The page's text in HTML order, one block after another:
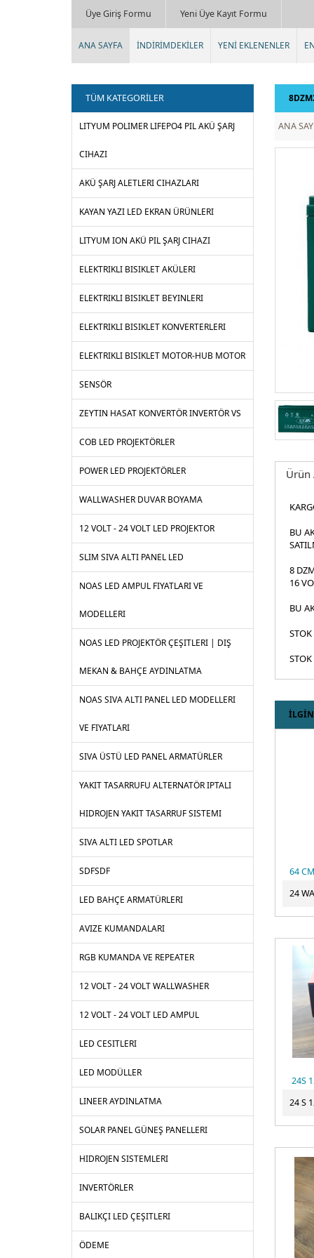
Üye Giriş Formu Yeni Üye Kayıt Formu
ANA SAYFA İNDİRİMDEKİLER YENİ EKLENENLER
TÜM KATEGORİLER
LITYUM POLIMER LIFEPO4 PIL AKÜ ŞARJ
CIHAZI
AKÜ ŞARJ ALETLERI CIHAZLARI
KAYAN YAZI LED EKRAN ÜRÜNLERI
LITYUM ION AKÜ PIL ŞARJ CIHAZI
ELEKTRIKLI BISIKLET AKÜLERI
ELEKTRIKLI BISIKLET BEYINLERI
ELEKTRIKLI BISIKLET KONVERTERLERI
ELEKTRIKLI BISIKLET MOTOR-HUB MOTOR
SENSÖR
ZEYTIN HASAT KONVERTÖR INVERTÖR VS
COB LED PROJEKTÖRLER
POWER LED PROJEKTÖRLER
WALLWASHER DUVAR BOYAMA
12 VOLT - 24 VOLT LED PROJEKTOR
SLIM SIVA ALTI PANEL LED
NOAS LED AMPUL FIYATLARI VE
MODELLERI
NOAS LED PROJEKTÖR ÇEŞITLERI | DIŞ
MEKAN & BAHÇE AYDINLATMA
NOAS SIVA ALTI PANEL LED MODELLERI
VE FIYATLARI
SIVA ÜSTÜ LED PANEL ARMATÜRLER
YAKIT TASARRUFU ALTERNATÖR IPTALI
HIDROJEN YAKIT TASARRUF SISTEMI
SIVA ALTI LED SPOTLAR
SDFSDF
LED BAHÇE ARMATÜRLERI
AVIZE KUMANDALARI
RGB KUMANDA VE REPEATER
12 VOLT - 24 VOLT WALLWASHER
12 VOLT - 24 VOLT LED AMPUL
LED CESITLERI
LED MODÜLLER
LINEER AYDINLATMA
SOLAR PANEL GÜNEŞ PANELLERI
HIDROJEN SISTEMLERI
INVERTÖRLER
BALIKÇI LED ÇEŞITLERI
ÖDEME
ANA
Ürün
BU
8
16
BU